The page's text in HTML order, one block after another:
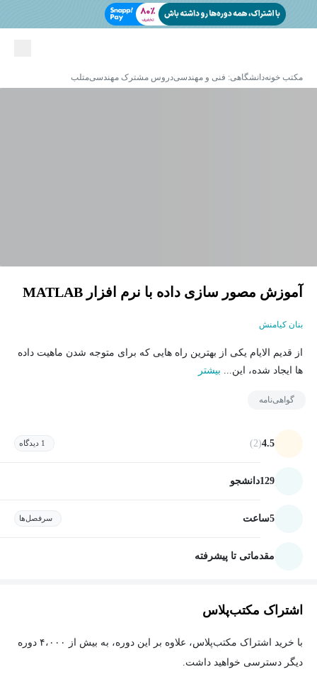
مکتب خونهدانشگاهی: فنی و مهندسیدروس مشترک مهندسیمتلب
آموزش مصور سازی داده با نرم افزار MATLAB
بنان کیامنش
از قدیم الایام یکی از بهترین راه هایی که برای متوجه شدن ماهیت داده
ها ایجاد شده، این... بیشتر
گواهی‌نامه
4.5
(2) 1 دیدگاه
129دانشجو
5ساعت سرفصل‌ها
مقدماتی تا پیشرفته
اشتراک مکتب‌پلاس
با خرید اشتراک مکتب‌پلاس، علاوه بر این دوره، به بیش از ۴،۰۰۰ دوره
دیگر دسترسی خواهید داشت.